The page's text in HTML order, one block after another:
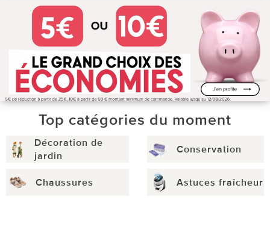
Top catégories du moment
Décoration de
jardin
Conservation
Chaussures Astuces fraîcheur